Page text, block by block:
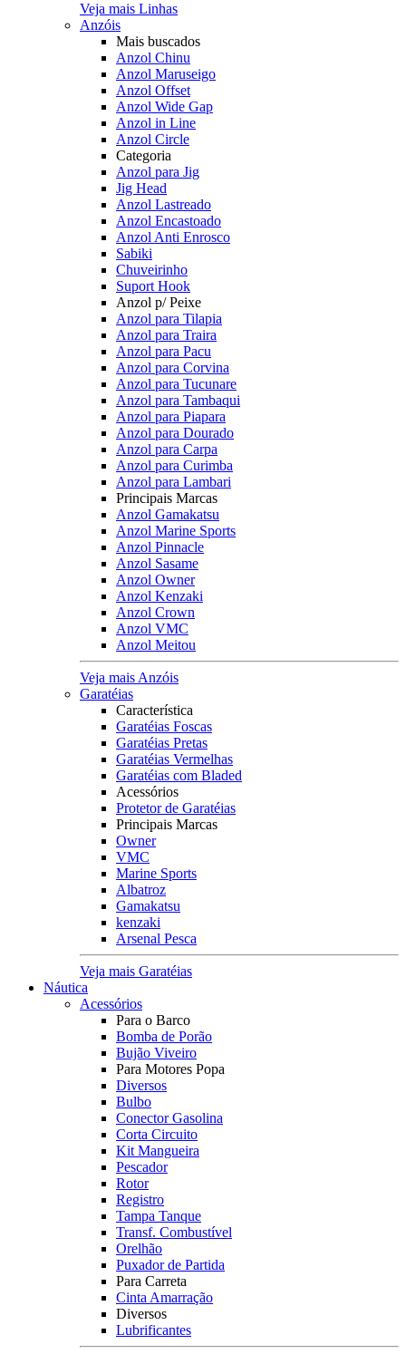
Veja mais Linhas
Anzóis
Mais buscados
Anzol Chinu
Anzol Maruseigo
Anzol Offset
Anzol Wide Gap
Anzol in Line
Anzol Circle
Categoria
Anzol para Jig
Jig Head
Anzol Lastreado
Anzol Encastoado
Anzol Anti Enrosco
Sabiki
Chuveirinho
Suport Hook
Anzol p/ Peixe
Anzol para Tilapia
Anzol para Traira
Anzol para Pacu
Anzol para Corvina
Anzol para Tucunare
Anzol para Tambaqui
Anzol para Piapara
Anzol para Dourado
Anzol para Carpa
Anzol para Curimba
Anzol para Lambari
Principais Marcas
Anzol Gamakatsu
Anzol Marine Sports
Anzol Pinnacle
Anzol Sasame
Anzol Owner
Anzol Kenzaki
Anzol Crown
Anzol VMC
Anzol Meitou
Veja mais Anzóis
Garatéias
Característica
Garatéias Foscas
Garatéias Pretas
Garatéias Vermelhas
Garatéias com Bladed
Acessórios
Protetor de Garatéias
Principais Marcas
Owner
VMC
Marine Sports
Albatroz
Gamakatsu
kenzaki
Arsenal Pesca
Veja mais Garatéias
Náutica
Acessórios
Para o Barco
Bomba de Porão
Bujão Viveiro
Para Motores Popa
Diversos
Bulbo
Conector Gasolina
Corta Circuito
Kit Mangueira
Pescador
Rotor
Registro
Tampa Tanque
Transf. Combustível
Orelhão
Puxador de Partida
Para Carreta
Cinta Amarração
Diversos
Lubrificantes